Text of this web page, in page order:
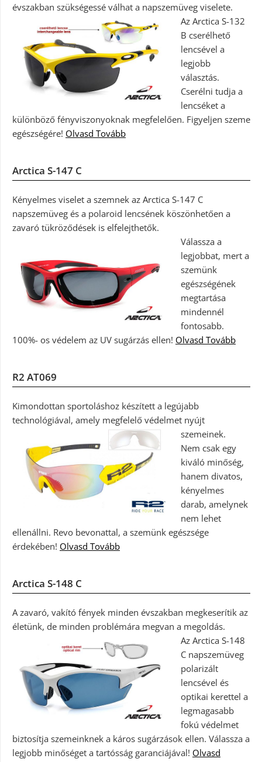
évszakban szükségessé válhat a napszemüveg viselete.
Az Arctica S-132
B cserélhető
lencsével a
legjobb
választás.
Cserélni tudja a
lencséket a
különböző fényviszonyoknak megfelelően. Figyeljen szeme
egészségére! Olvasd Tovább
Arctica S-147 C
Kényelmes viselet a szemnek az Arctica S-147 C
napszemüveg és a polaroid lencsének köszönhetően a
zavaró tükröződések is elfelejthetők.
Válassza a
legjobbat, mert a
szemünk
egészségének
megtartása
mindennél
fontosabb.
100%- os védelem az UV sugárzás ellen! Olvasd Tovább
R2 AT069
Kimondottan sportoláshoz készített a legújabb
technológiával, amely megfelelő védelmet nyújt
szemeinek.
Nem csak egy
kiváló minőség,
hanem divatos,
kényelmes
darab, amelynek
nem lehet
ellenállni. Revo bevonattal, a szemünk egészsége
érdekében! Olvasd Tovább
Arctica S-148 C
A zavaró, vakító fények minden évszakban megkeserítik az
életünk, de minden problémára megvan a megoldás.
Az Arctica S-148
C napszemüveg
polarizált
lencsével és
optikai kerettel a
legmagasabb
fokú védelmet
biztosítja szemeinknek a káros sugárzások ellen. Válassza a
legjobb minőséget a tartósság garanciájával! Olvasd